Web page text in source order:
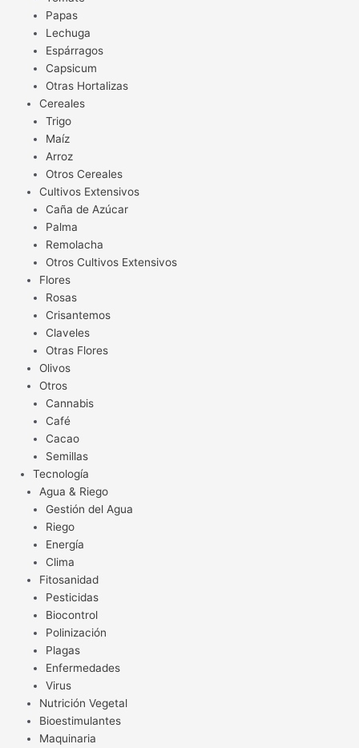
Papas
Lechuga
Espárragos
Capsicum
Otras Hortalizas
Cereales
Trigo
Maíz
Arroz
Otros Cereales
Cultivos Extensivos
Caña de Azúcar
Palma
Remolacha
Otros Cultivos Extensivos
Flores
Rosas
Crisantemos
Claveles
Otras Flores
Olivos
Otros
Cannabis
Café
Cacao
Semillas
Tecnología
Agua & Riego
Gestión del Agua
Riego
Energía
Clima
Fitosanidad
Pesticidas
Biocontrol
Polinización
Plagas
Enfermedades
Virus
Nutrición Vegetal
Bioestimulantes
Maquinaria